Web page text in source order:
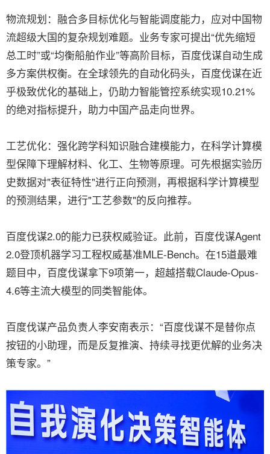
物流规划：融合多目标优化与智能调度能力，应对中国物
流超级大国的复杂规划难题。业务专家可提出“优先缩短
总工时”或“均衡船舶作业”等高阶目标，百度伐谋自动生成
多方案供权衡。在全球领先的自动化码头，百度伐谋在近
乎极致优化的基础上，仍助力智能管控系统实现10.21%
的绝对指标提升，助力中国产品走向世界。
工艺优化：强化跨学科知识融合建模能力，在科学计算模
型保障下理解材料、化工、生物等原理。可先根据实验历
史数据对"表征特性"进行正向预测，再根据科学计算模型
的预测结果，进行"工艺参数"的反向推荐。
百度伐谋2.0的能力已获权威验证。此前，百度伐谋Agent
2.0登顶机器学习工程权威基准MLE-Bench。在15道最难
题目中，百度伐谋拿下9项第一，超越搭载Claude-Opus-
4.6等主流大模型的同类智能体。
百度伐谋产品负责人李安南表示：“百度伐谋不是替你点
按钮的小助理，而是反复推演、持续寻找更优解的业务决
策专家。”